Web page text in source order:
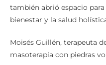
también abrió espacio
bienestar y la salud
Moisés Guillén, terapeuta
masoterapia con piedras